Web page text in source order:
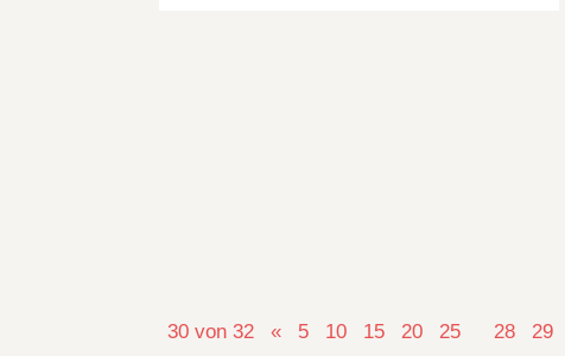
30 von 32 « 5 10 15 20 25 28 29